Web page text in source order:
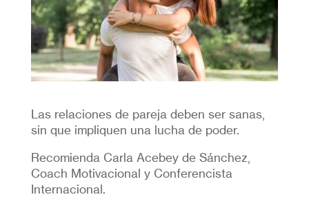
Las relaciones de pareja deben ser sanas,
sin que impliquen una lucha de poder.
Recomienda Carla Acebey de Sánchez,
Coach Motivacional y Conferencista
Internacional.